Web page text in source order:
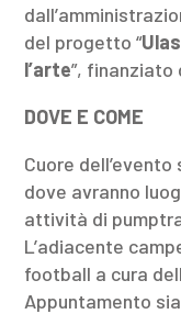
del progetto “
l’arte”, finanziato
DOVE E COME
Cuore dell’evento
dove avranno
attività di
L’adiacente
football a cura
Appuntamento